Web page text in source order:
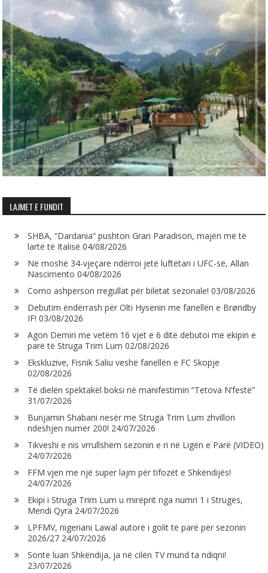
LAJMET E FUNDIT
SHBA, “Dardania” pushton Gran Paradison, majën më të
lartë të Italisë 04/08/2026
Në moshë 34-vjeçare ndërroi jetë luftëtari i UFC-së, Allan
Nascimento 04/08/2026
Como ashpërson rregullat për biletat sezonale! 03/08/2026
Debutim ëndërrash për Olti Hysenin me fanellën e Brøndby
IF! 03/08/2026
Agon Demiri me vetëm 16 vjet e 6 ditë debutoi me ekipin e
parë të Struga Trim Lum 02/08/2026
Ekskluzive, Fisnik Saliu veshë fanellën e FC Skopje
02/08/2026
Të dielën spektakël boksi në manifestimin “Tetova N’festë”
31/07/2026
Bunjamin Shabani nesër me Struga Trim Lum zhvillon
ndeshjen numër 200! 24/07/2026
Tikveshi e nis vrrullshëm sezonin e ri në Ligën e Parë (VIDEO)
24/07/2026
FFM vjen me një super lajm për tifozët e Shkëndijës!
24/07/2026
Ekipi i Struga Trim Lum u mirëprit nga numri 1 i Strugës,
Mendi Qyra 24/07/2026
LPFMV, nigeriani Lawal autorë i golit të parë për sezonin
2026/27 24/07/2026
Sonte luan Shkëndija, ja në cilën TV mund ta ndiqni!
23/07/2026